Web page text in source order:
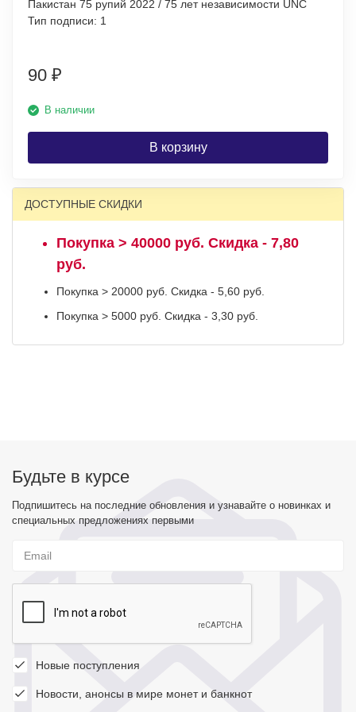
Пакистан 75 рупий 2022 / 75 лет независимости UNC
Тип подписи: 1
90 ₽
В наличии
В корзину
ДОСТУПНЫЕ СКИДКИ
Покупка > 40000 руб. Скидка - 7,80
руб.
Покупка > 20000 руб. Скидка - 5,60 руб.
Покупка > 5000 руб. Скидка - 3,30 руб.
Будьте в курсе
Подпишитесь на последние обновления и узнавайте о новинках и
специальных предложениях первыми
Новые поступления
Новости, анонсы в мире монет и банкнот